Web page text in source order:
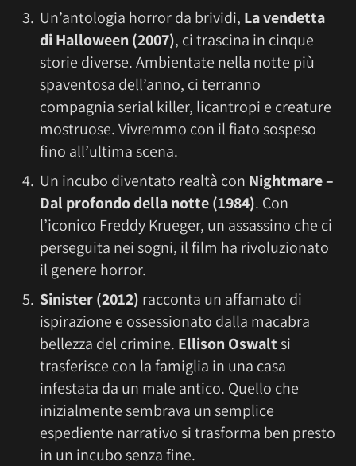
Un’antologia horror da brividi, La vendetta
di Halloween (2007), ci trascina in cinque
storie diverse. Ambientate nella notte più
spaventosa dell’anno, ci terranno
compagnia serial killer, licantropi e creature
mostruose. Vivremmo con il fiato sospeso
fino all’ultima scena.
Un incubo diventato realtà con Nightmare –
Dal profondo della notte(1984). Con
l’iconico Freddy Krueger, un assassino che ci
perseguita nei sogni, il film ha rivoluzionato
il genere horror.
Sinister (2012) racconta un affamato di
ispirazione e ossessionato dalla macabra
bellezza del crimine. Ellison Oswaltsi
trasferisce con la famiglia in una casa
infestata da un male antico. Quello che
inizialmente sembrava un semplice
espediente narrativo si trasforma ben presto
in un incubo senza fine.